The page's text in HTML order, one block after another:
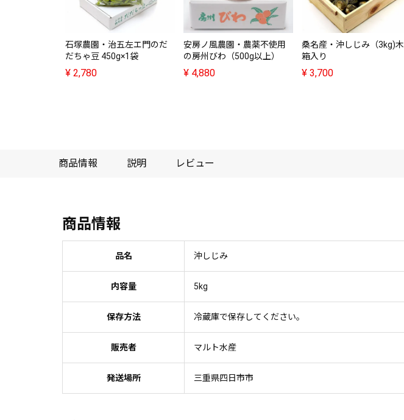
石塚農園・治五左エ門のだ
だちゃ豆 450g×1袋
¥ 2,780
安房ノ風農園・農薬不使用
の房州びわ（500g以上）
¥ 4,880
桑名産・沖しじみ（3kg)木
箱入り
¥ 3,700
商品情報 説明 レビュー
商品情報
品名 沖しじみ
内容量 5kg
保存方法 冷蔵庫で保存してください。
販売者 マルト水産
発送場所 三重県四日市市